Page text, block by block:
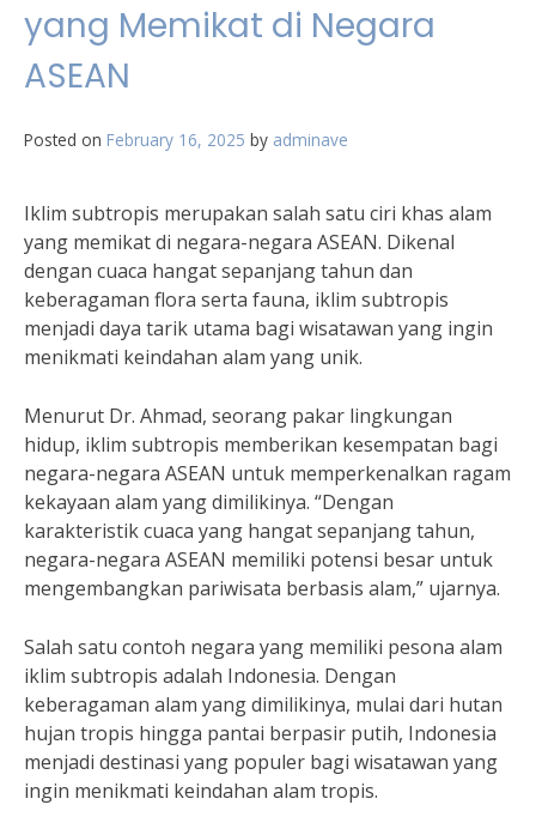
yang Memikat di Negara
ASEAN
Posted on February 16, 2025 by adminave
Iklim subtropis merupakan salah satu ciri khas alam
yang memikat di negara-negara ASEAN. Dikenal
dengan cuaca hangat sepanjang tahun dan
keberagaman flora serta fauna, iklim subtropis
menjadi daya tarik utama bagi wisatawan yang ingin
menikmati keindahan alam yang unik.
Menurut Dr. Ahmad, seorang pakar lingkungan
hidup, iklim subtropis memberikan kesempatan bagi
negara-negara ASEAN untuk memperkenalkan ragam
kekayaan alam yang dimilikinya. “Dengan
karakteristik cuaca yang hangat sepanjang tahun,
negara-negara ASEAN memiliki potensi besar untuk
mengembangkan pariwisata berbasis alam,” ujarnya.
Salah satu contoh negara yang memiliki pesona alam
iklim subtropis adalah Indonesia. Dengan
keberagaman alam yang dimilikinya, mulai dari hutan
hujan tropis hingga pantai berpasir putih, Indonesia
menjadi destinasi yang populer bagi wisatawan yang
ingin menikmati keindahan alam tropis.